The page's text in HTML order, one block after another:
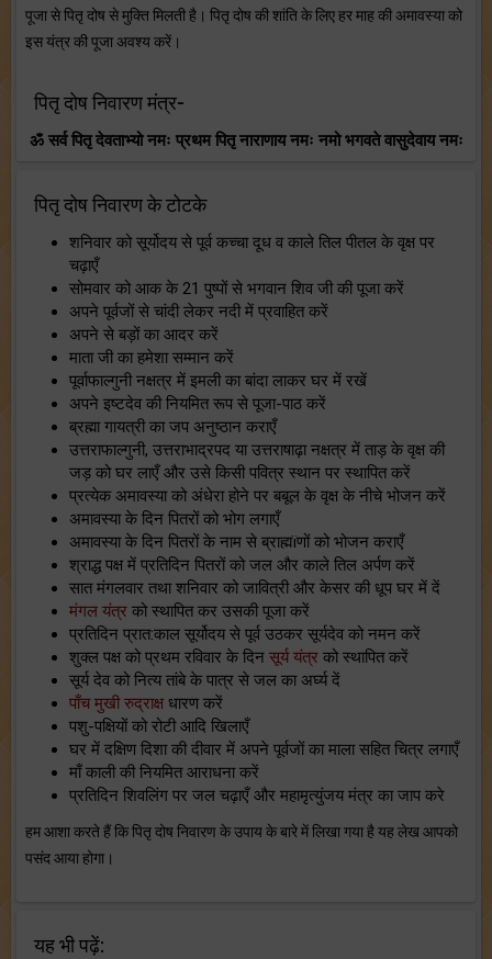
पूजा से पितृ दोष से मुक्ति मिलती है। पितृ दोष की शांति के लिए हर माह की अमावस्या को
इस यंत्र की पूजा अवश्य करें।
पितृ दोष निवारण मंत्र-
ॐ सर्व पितृ देवताभ्यो नमः प्रथम पितृ नाराणाय नमः नमो भगवते वासुदेवाय नमः
पितृ दोष निवारण के टोटके
शनिवार को सूर्योदय से पूर्व कच्चा दूध व काले तिल पीतल के वृक्ष पर
चढ़ाएँ
सोमवार को आक के 21 पुष्पों से भगवान शिव जी की पूजा करें
अपने पूर्वजों से चांदी लेकर नदी में प्रवाहित करें
अपने से बड़ों का आदर करें
माता जी का हमेशा सम्मान करें
पूर्वाफाल्गुनी नक्षत्र में इमली का बांदा लाकर घर में रखें
अपने इष्टदेव की नियमित रूप से पूजा-पाठ करें
ब्रह्मा गायत्री का जप अनुष्ठान कराएँ
उत्तराफाल्गुनी, उत्तराभाद्रपद या उत्तराषाढ़ा नक्षत्र में ताड़ के वृक्ष की
जड़ को घर लाएँ और उसे किसी पवित्र स्थान पर स्थापित करें
प्रत्येक अमावस्या को अंधेरा होने पर बबूल के वृक्ष के नीचे भोजन करें
अमावस्या के दिन पितरों को भोग लगाएँ
अमावस्या के दिन पितरों के नाम से ब्राह्मïणों को भोजन कराएँ
श्राद्ध पक्ष में प्रतिदिन पितरों को जल और काले तिल अर्पण करें
सात मंगलवार तथा शनिवार को जावित्री और केसर की धूप घर में दें
मंगल यंत्र को स्थापित कर उसकी पूजा करें
प्रतिदिन प्रात:काल सूर्योदय से पूर्व उठकर सूर्यदेव को नमन करें
शुक्ल पक्ष को प्रथम रविवार के दिन सूर्य यंत्र को स्थापित करें
सूर्य देव को नित्य तांबे के पात्र से जल का अर्घ्य दें
पाँच मुखी रुद्राक्ष धारण करें
पशु-पक्षियों को रोटी आदि खिलाएँ
घर में दक्षिण दिशा की दीवार में अपने पूर्वजों का माला सहित चित्र लगाएँ
माँ काली की नियमित आराधना करें
प्रतिदिन शिवलिंग पर जल चढ़ाएँ और महामृत्युंजय मंत्र का जाप करे
हम आशा करते हैं कि पितृ दोष निवारण के उपाय के बारे में लिखा गया है यह लेख आपको
पसंद आया होगा।
यह भी पढ़ें: